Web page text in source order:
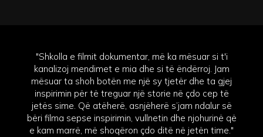
"Shkolla e filmit dokumentar, më ka mësuar si t'i
kanalizoj mendimet e mia dhe si të ëndërroj. Jam
mësuar ta shoh botën me një sy tjetër dhe ta gjej
inspirimin për të treguar një storie në çdo cep të
jetës sime. Që atëherë, asnjëherë s’jam ndalur së
bëri filma sepse inspirimin, vullnetin dhe njohurinë që
e kam marrë, më shoqëron çdo ditë në jetën time."